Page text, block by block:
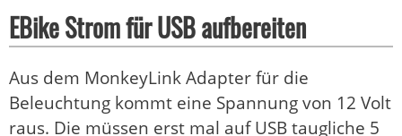
EBike Strom für USB aufbereiten
Aus dem MonkeyLink Adapter für die
Beleuchtung kommt eine Spannung von 12 Volt
raus. Die müssen erst mal auf USB taugliche 5